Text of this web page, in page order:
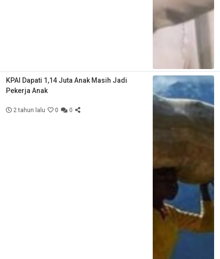
KPAI Dapati 1,14 Juta Anak Masih Jadi
Pekerja Anak
2 tahun lalu 0 0